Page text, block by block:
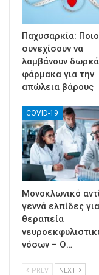
Παχυσαρκία:
συνεχίσουν να
λαμβάνουν
φάρμακα για την
απώλεια βάρους
COVID-19
Μονοκλωνικό
γεννά ελπίδες
θεραπεία
νόσων – Ο…
PREV NEXT